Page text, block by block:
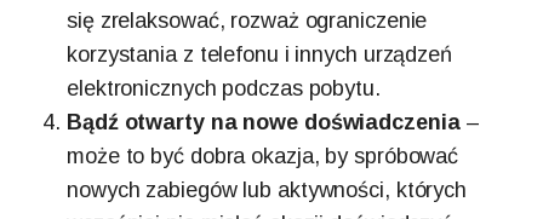
się zrelaksować, rozważ ograniczenie
korzystania z telefonu i innych urządzeń
elektronicznych podczas pobytu.
Bądź otwarty na nowe doświadczenia–
może to być dobra okazja, by spróbować
nowych zabiegów lub aktywności, których